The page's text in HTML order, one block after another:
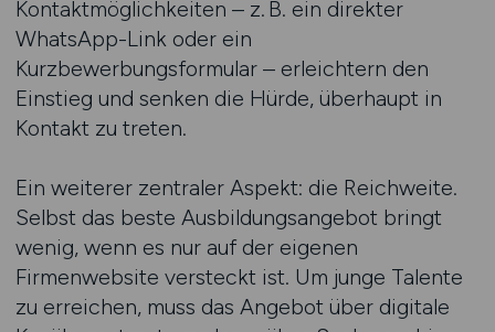
Kontaktmöglichkeiten – z. B. ein direkter
WhatsApp-Link oder ein
Kurzbewerbungsformular – erleichtern den
Einstieg und senken die Hürde, überhaupt in
Kontakt zu treten.
Ein weiterer zentraler Aspekt: die Reichweite.
Selbst das beste Ausbildungsangebot bringt
wenig, wenn es nur auf der eigenen
Firmenwebsite versteckt ist. Um junge Talente
zu erreichen, muss das Angebot über digitale